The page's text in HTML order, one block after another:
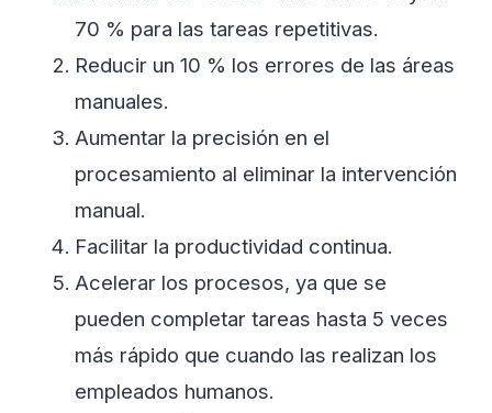
70 % para las tareas repetitivas.
Reducir un 10 % los errores de las áreas
manuales.
Aumentar la precisión en el
procesamiento al eliminar la intervención
manual.
Facilitar la productividad continua.
Acelerar los procesos, ya que se
pueden completar tareas hasta 5 veces
más rápido que cuando las realizan los
empleados humanos.